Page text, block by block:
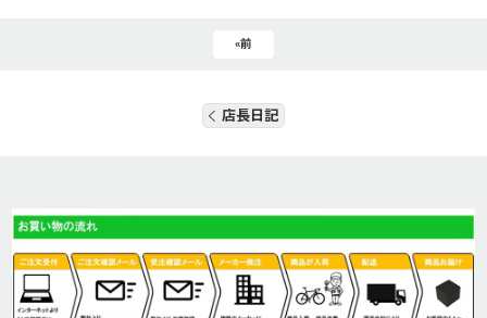
«前
店長日記